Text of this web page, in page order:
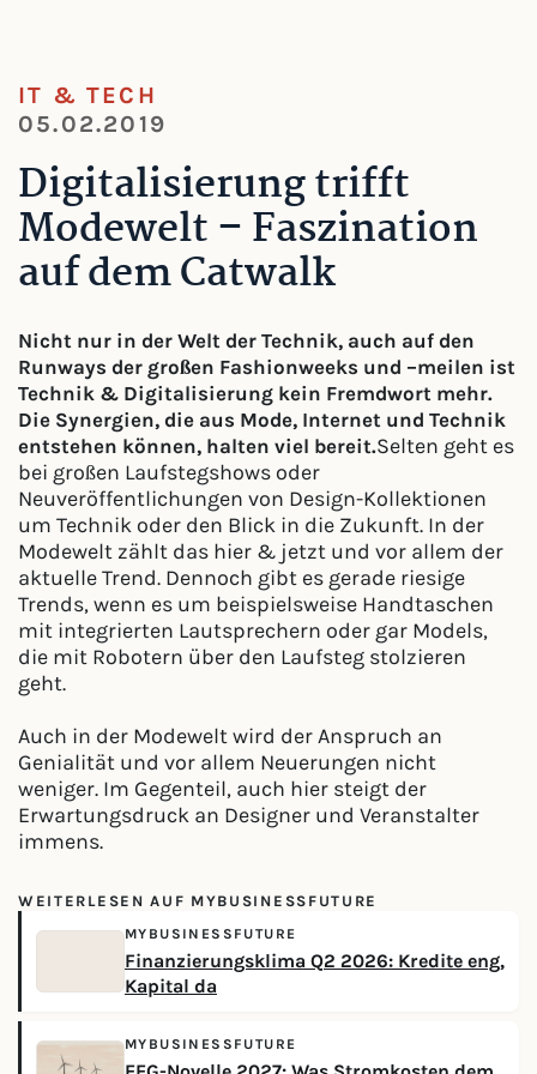
IT & TECH
05.02.2019
Digitalisierung trifft
Modewelt – Faszination
auf dem Catwalk
Nicht nur in der Welt der Technik, auch auf den
Runways der großen Fashionweeks und –meilen ist
Technik & Digitalisierung kein Fremdwort mehr.
Die Synergien, die aus Mode, Internet und Technik
entstehen können, halten viel bereit.Selten geht es
bei großen Laufstegshows oder
Neuveröffentlichungen von Design-Kollektionen
um Technik oder den Blick in die Zukunft. In der
Modewelt zählt das hier & jetzt und vor allem der
aktuelle Trend. Dennoch gibt es gerade riesige
Trends, wenn es um beispielsweise Handtaschen
mit integrierten Lautsprechern oder gar Models,
die mit Robotern über den Laufsteg stolzieren
geht.
Auch in der Modewelt wird der Anspruch an
Genialität und vor allem Neuerungen nicht
weniger. Im Gegenteil, auch hier steigt der
Erwartungsdruck an Designer und Veranstalter
immens.
WEITERLESEN AUF MYBUSINESSFUTURE
MYBUSINESSFUTURE
Finanzierungsklima Q2 2026: Kredite eng,
Kapital da
MYBUSINESSFUTURE